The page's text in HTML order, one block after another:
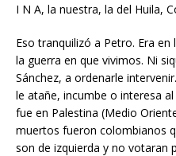
I N A, la nuestra, la del Huila,
Eso tranquilizó a Petro. Era
la guerra en que vivimos. Ni
Sánchez, a ordenarle
le atañe, incumbe o interesa
fue en Palestina (Medio
muertos fueron colombianos
son de izquierda y no votaran